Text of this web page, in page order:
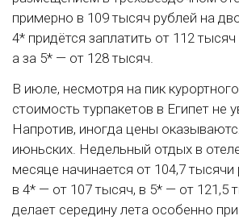
примерно в 109 тысяч рублей на
4* придётся заплатить от 112
а за 5* — от 128 тысяч.
В июле, несмотря на пик
стоимость турпакетов в Египет не
Напротив, иногда цены
июньских. Недельный отдых в
месяце начинается от 104,7 тысячи
в 4* — от 107 тысяч, в 5* — от 121,5
делает середину лета особенно